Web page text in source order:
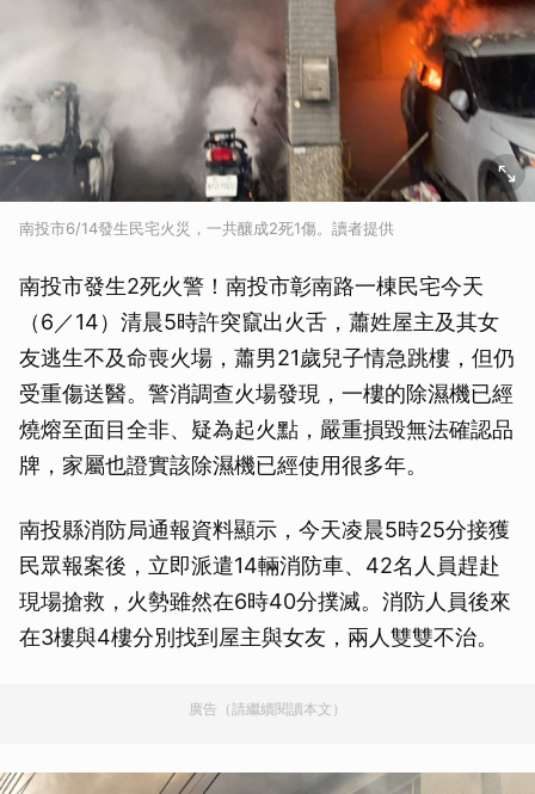
南投市6/14發生民宅火災，一共釀成2死1傷。讀者提供
南投市發生2死火警！南投市彰南路一棟民宅今天
（6／14）清晨5時許突竄出火舌，蕭姓屋主及其女
友逃生不及命喪火場，蕭男21歲兒子情急跳樓，但仍
受重傷送醫。警消調查火場發現，一樓的除濕機已經
燒熔至面目全非、疑為起火點，嚴重損毀無法確認品
牌，家屬也證實該除濕機已經使用很多年。
南投縣消防局通報資料顯示，今天凌晨5時25分接獲
民眾報案後，立即派遣14輛消防車、42名人員趕赴
現場搶救，火勢雖然在6時40分撲滅。消防人員後來
在3樓與4樓分別找到屋主與女友，兩人雙雙不治。
廣告（請繼續閱讀本文）